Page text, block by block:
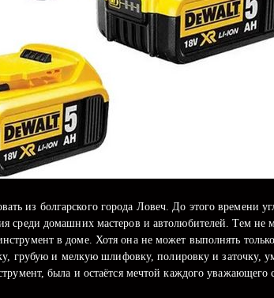
из болгарского города Ловеч. До этого
домашних мастеров и автолюбителей. Тем не
в доме. Хотя она не может выполнять
грубую и мелкую шлифовку, полировку и заточку,
была и остаётся мечтой каждого уважающего